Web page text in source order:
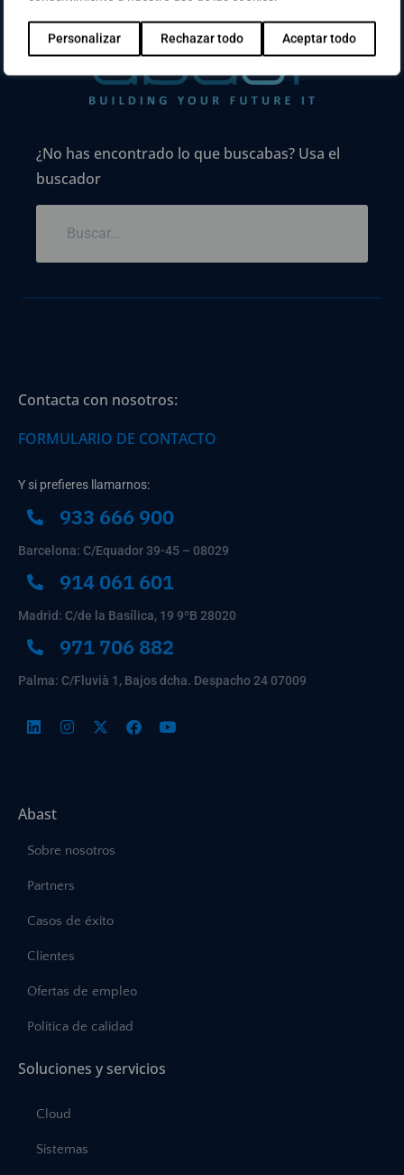
Personalizar Rechazar todo Aceptar todo
¿No has encontrado lo que buscabas? Usa el
buscador
Contacta con nosotros:
FORMULARIO DE CONTACTO
Y si prefieres llamarnos:
933 666 900
Barcelona: C/Equador 39-45 – 08029
914 061 601
Madrid: C/de la Basílica, 19 9ºB 28020
971 706 882
Palma: C/Fluvià 1, Bajos dcha. Despacho 24 07009
Abast
Sobre nosotros
Partners
Casos de éxito
Clientes
Ofertas de empleo
Política de calidad
Soluciones y servicios
Cloud
Sistemas